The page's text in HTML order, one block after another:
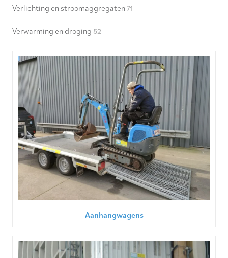
Verlichting en stroomaggregaten 71
Verwarming en droging 52
Aanhangwagens